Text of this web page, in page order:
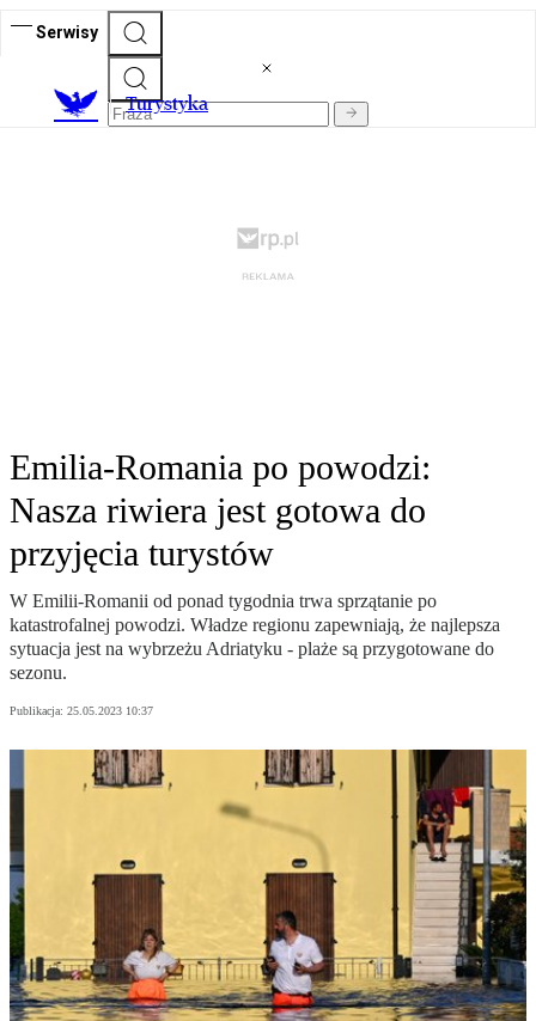
Serwisy
Turystyka
Emilia-Romania po powodzi:
Nasza riwiera jest gotowa do
przyjęcia turystów
W Emilii-Romanii od ponad tygodnia trwa sprzątanie po
katastrofalnej powodzi. Władze regionu zapewniają, że najlepsza
sytuacja jest na wybrzeżu Adriatyku - plaże są przygotowane do
sezonu.
Publikacja: 25.05.2023 10:37